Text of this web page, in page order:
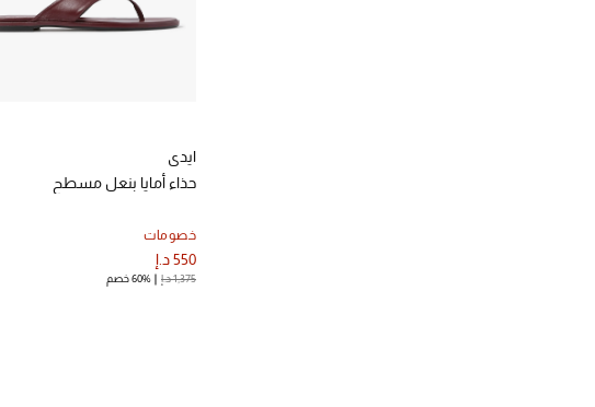
ايدي
حذاء أمايا بنعل مسطح
خصومات
550 د.إ
1,375 د.إ 60% خصم